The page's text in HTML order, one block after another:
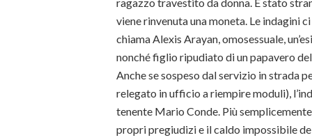
viene rinvenuta una moneta. Le indagini
chiama Alexis Arayan, omosessuale,
nonché figlio ripudiato di un papavero
Anche se sospeso dal servizio in strada
relegato in ufficio a riempire moduli),
tenente Mario Conde. Più
propri pregiudizi e il caldo impossibile